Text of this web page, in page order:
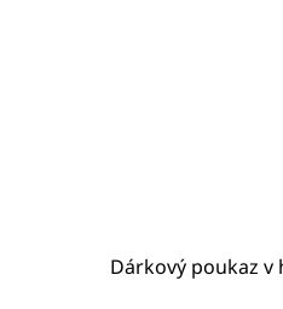
Dárkový poukaz v